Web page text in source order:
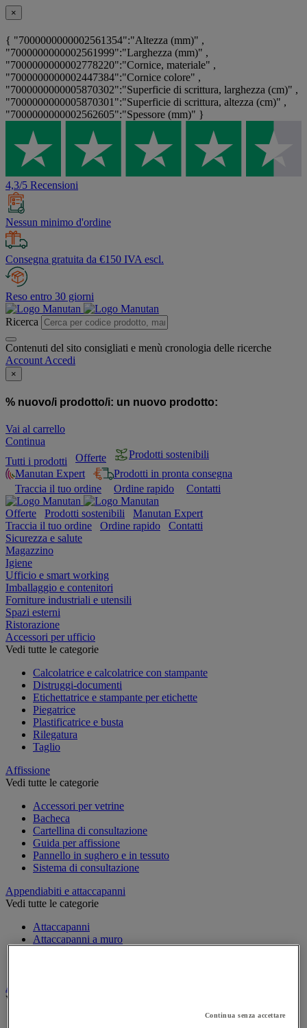
×
{ "7000000000002561354":"Altezza (mm)" ,
"7000000000002561999":"Larghezza (mm)" ,
"7000000000002778220":"Cornice, materiale" ,
"7000000000002447384":"Cornice colore" ,
"7000000000005870302":"Superficie di scrittura, larghezza (cm)" ,
"7000000000005870301":"Superficie di scrittura, altezza (cm)" ,
"7000000000002562605":"Spessore (mm)" }
4,3/5 Recensioni
Nessun minimo d'ordine
Consegna gratuita da €150 IVA escl.
Reso entro 30 giorni
Ricerca
Contenuti del sito consigliati e menù cronologia delle ricerche
Account Accedi
×
% nuovo/i prodotto/i: un nuovo prodotto:
Vai al carrello
Continua
Tutti i prodotti
Offerte
Prodotti sostenibili
Manutan Expert
Prodotti in pronta consegna
Traccia il tuo ordine
Ordine rapido Contatti
Offerte Prodotti sostenibili
Manutan Expert
Traccia il tuo ordine
Ordine rapido
Contatti
Sicurezza e salute
Magazzino
Igiene
Ufficio e smart working
Imballaggio e contenitori
Forniture industriali e utensili
Spazi esterni
Ristorazione
Accessori per ufficio
Vedi tutte le categorie
Calcolatrice e calcolatrice con stampante
Distruggi-documenti
Etichettatrice e stampante per etichette
Piegatrice
Plastificatrice e busta
Rilegatura
Taglio
Affissione
Vedi tutte le categorie
Accessori per vetrine
Bacheca
Cartellina di consultazione
Guida per affissione
Pannello in sughero e in tessuto
Sistema di consultazione
Appendiabiti e attaccapanni
Vedi tutte le categorie
Attaccapanni
Attaccapanni a muro
Armadio e archiviazione
Vedi tutte le categorie
Continua senza accettare